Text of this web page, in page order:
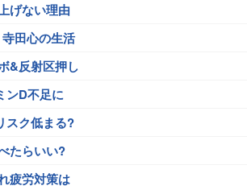
げない理由
田心の生活
&反射区押し
ンD不足に
スク低まる?
たらいい?
疲労対策は